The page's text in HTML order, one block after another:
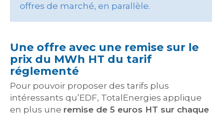
offres de marché, en parallèle.
Une offre avec une remise sur le
prix du MWh HT du tarif
réglementé
Pour pouvoir proposer des tarifs plus
intéressants qu’EDF, TotalEnergies applique
en plus une remise de 5 euros HT sur chaque